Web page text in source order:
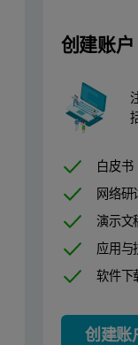
创建账户
白皮书
网络研
演示文
应用与
软件下
创建账